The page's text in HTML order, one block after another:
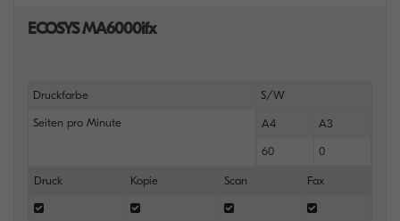
ECOSYS MA6000ifx
Druckfarbe S/W
Seiten pro Minute A4 A3
60 0
Druck Kopie Scan Fax